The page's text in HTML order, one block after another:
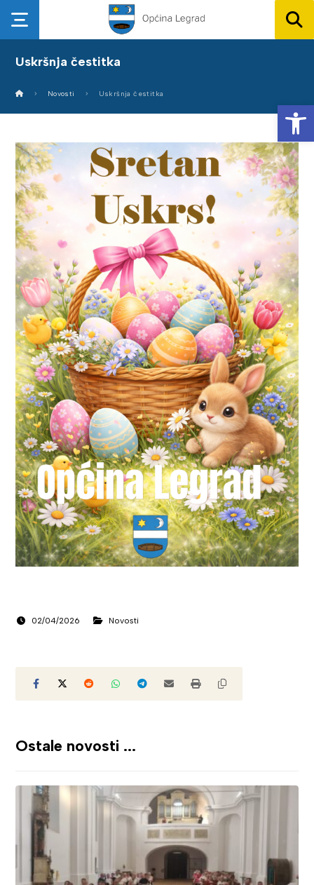
Uskršnja čestitka
Novosti Uskršnja čestitka
02/04/2026 Novosti
Ostale novosti ...